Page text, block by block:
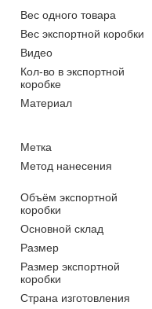
Вес одного товара
Вес экспортной коробки
Видео
Кол-во в экспортной
коробке
Материал
Метка
Метод нанесения
Объём экспортной
коробки
Основной склад
Размер
Размер экспортной
коробки
Страна изготовления